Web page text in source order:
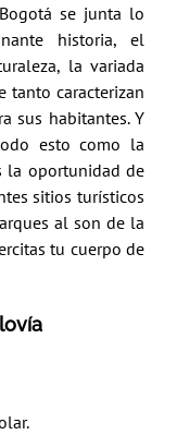
se junta lo
historia, el
la variada
tanto caracterizan
sus habitantes. Y
esto como la
la oportunidad de
sitios turísticos
al son de la
tu cuerpo de